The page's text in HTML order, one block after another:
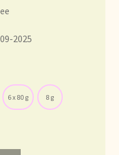
2025
6 x 80 g 8 g